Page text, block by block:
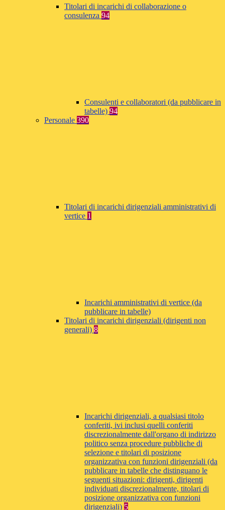
Titolari di incarichi di collaborazione o
consulenza 94
Consulenti e collaboratori (da pubblicare in
tabelle) 94
Personale 390
Titolari di incarichi dirigenziali amministrativi di
vertice 1
Incarichi amministrativi di vertice (da
pubblicare in tabelle)
Titolari di incarichi dirigenziali (dirigenti non
generali) 8
Incarichi dirigenziali, a qualsiasi titolo
conferiti, ivi inclusi quelli conferiti
discrezionalmente dall'organo di indirizzo
politico senza procedure pubbliche di
selezione e titolari di posizione
organizzativa con funzioni dirigenziali (da
pubblicare in tabelle che distinguano le
seguenti situazioni: dirigenti, dirigenti
individuati discrezionalmente, titolari di
posizione organizzativa con funzioni
dirigenziali) 5